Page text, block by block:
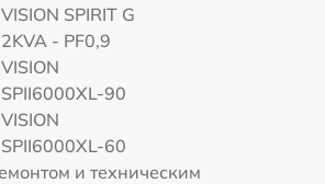
VISION SPIRIT G
2KVA - PF0,9
VISION
SPII6000XL-90
VISION
SPII6000XL-60
и техническим